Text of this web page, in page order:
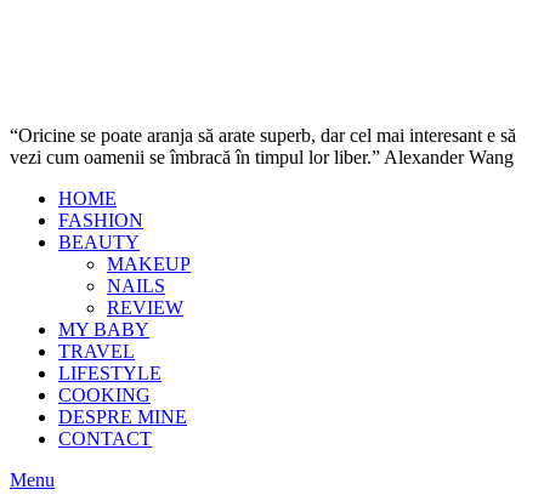
“Oricine se poate aranja să arate superb, dar cel mai interesant e să
vezi cum oamenii se îmbracă în timpul lor liber.” Alexander Wang
HOME
FASHION
BEAUTY
MAKEUP
NAILS
REVIEW
MY BABY
TRAVEL
LIFESTYLE
COOKING
DESPRE MINE
CONTACT
Menu